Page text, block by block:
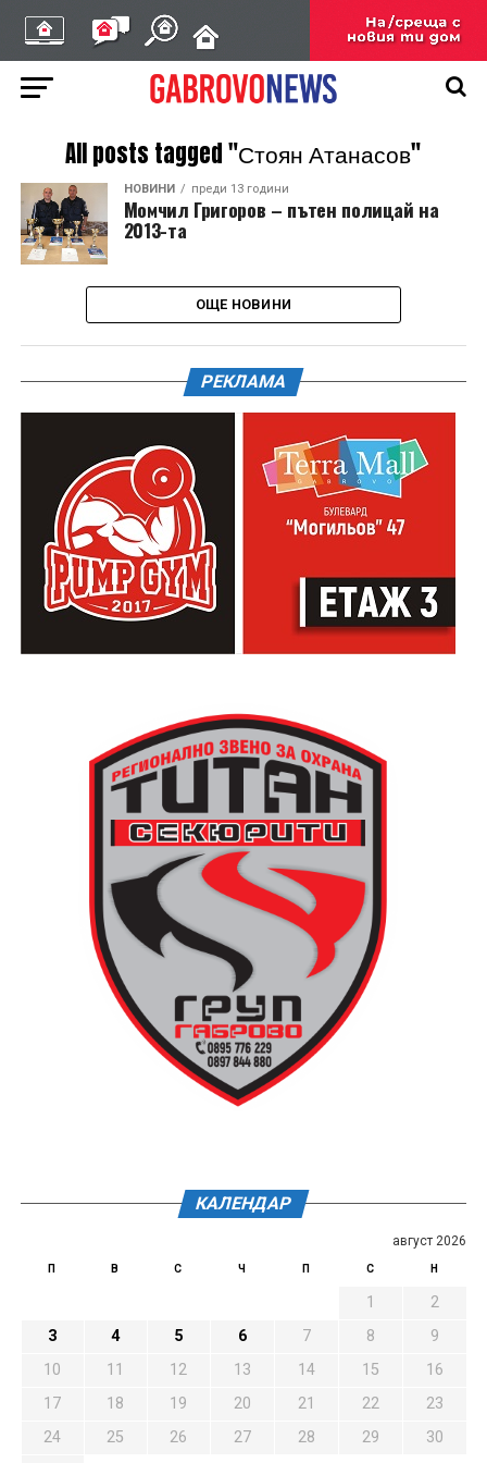
All posts tagged "Стоян Атанасов"
НОВИНИ преди 13 години
Момчил Григоров – пътен полицай на
2013-та
ОЩЕ НОВИНИ
РЕКЛАМА
КАЛЕНДАР
август 2026
П В С Ч П С Н
1
2
3
4 5 6 7 8
9
10
11 12 13 14 15
16
17
18 19 20 21 22
23
24
25 26 27 28 29
30